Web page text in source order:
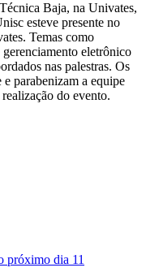
Baja, na Univates,
esteve presente no
Temas como
eletrônico
nas palestras. Os
parabenizam a equipe
do evento.
próximo dia 11